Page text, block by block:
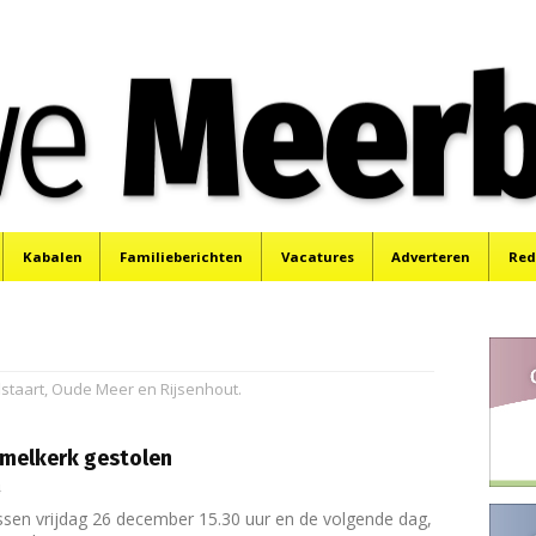
Kabalen Familieberichten Vacatures Adverteren
Oude Meer en Rijsenhout.
gestolen
vrijdag 26 december 15.30 uur en de volgende dag,